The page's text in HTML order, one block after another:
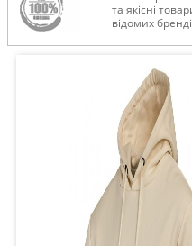
та якісні
відомих